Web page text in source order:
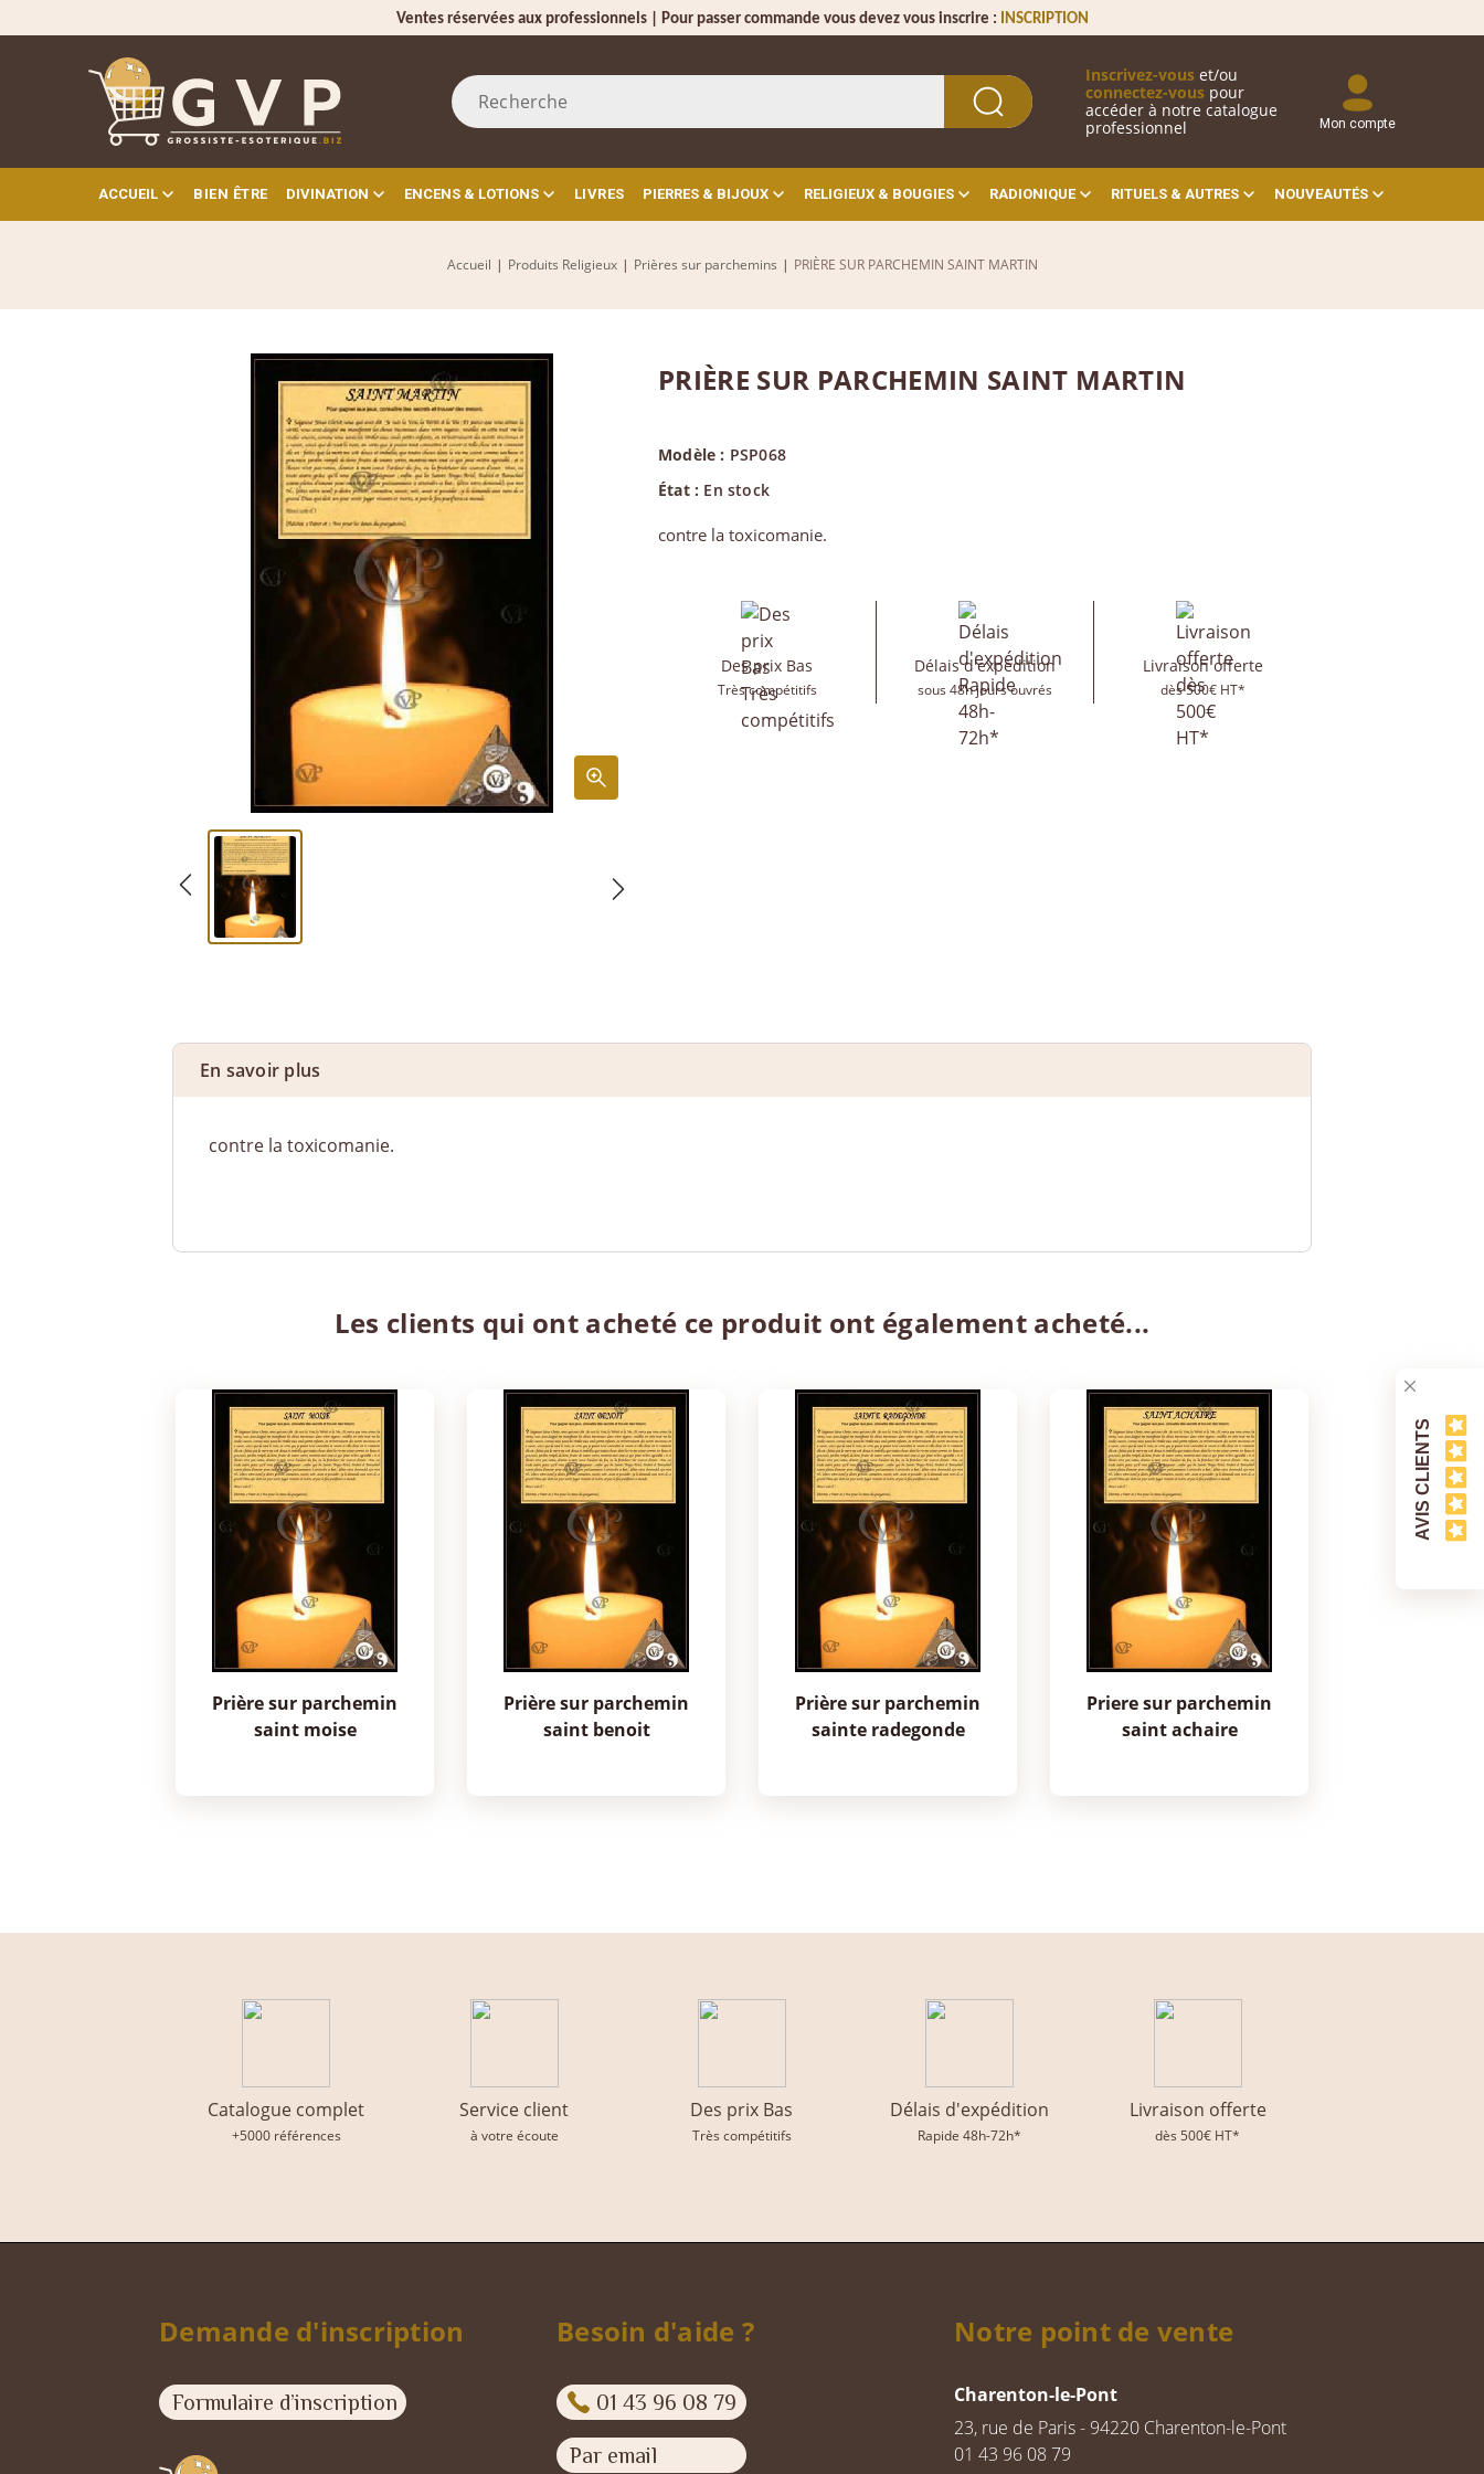
Ventes réservées aux professionnels | Pour passer commande vous devez vous inscrire : INSCRIPTION
Inscrivez-vous et/ou
connectez-vous pour
accéder à notre catalogue
professionnel
Mon compte
ACCUEIL BIEN ÊTRE DIVINATION ENCENS & LOTIONS LIVRES PIERRES & BIJOUX RELIGIEUX & BOUGIES RADIONIQUE RITUELS & AUTRES NOUVEAUTÉS
Accueil | Produits Religieux | Prières sur parchemins | PRIÈRE SUR PARCHEMIN SAINT MARTIN
PRIÈRE SUR PARCHEMIN SAINT MARTIN
Modèle : PSP068
État : En stock
contre la toxicomanie.
Des prix Bas
Très compétitifs
Délais d'expédition
sous 48h jours ouvrés
Livraison offerte
dès 500€ HT*
En savoir plus
contre la toxicomanie.
Les clients qui ont acheté ce produit ont également acheté...
prière sur parchemin
saint moise
prière sur parchemin
saint benoit
prière sur parchemin
sainte radegonde
priere sur parchemin
saint achaire
Catalogue complet
+5000 références
Service client
à votre écoute
Des prix Bas
Très compétitifs
Délais d'expédition
Rapide 48h-72h*
Livraison offerte
dès 500€ HT*
Demande d'inscription
Formulaire d’inscription
Besoin d'aide ?
01 43 96 08 79
Par email
AVIS CLIENTS
Notre point de vente
Charenton-le-Pont
23, rue de Paris - 94220 Charenton-le-Pont
01 43 96 08 79